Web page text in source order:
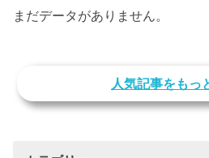
まだデータがありません。
人気記事をもっ